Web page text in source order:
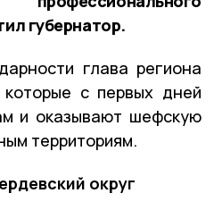
губернатор.
глава региона
которые с первых дней
и оказывают шефскую
территориям.
округ